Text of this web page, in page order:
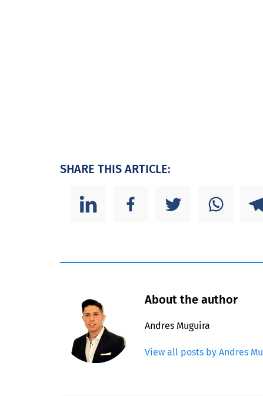
SHARE THIS ARTICLE:
About the author
Andres Muguira
View all posts by Andres